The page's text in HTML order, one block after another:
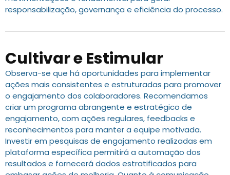
responsabilização, governança e eficiência do processo.
Cultivar e Estimular
Observa-se que há oportunidades para implementar
ações mais consistentes e estruturadas para promover
o engajamento dos colaboradores. Recomendamos
criar um programa abrangente e estratégico de
engajamento, com ações regulares, feedbacks e
reconhecimentos para manter a equipe motivada.
Investir em pesquisas de engajamento realizadas em
plataforma específica permitirá a automação dos
resultados e fornecerá dados estratificados para